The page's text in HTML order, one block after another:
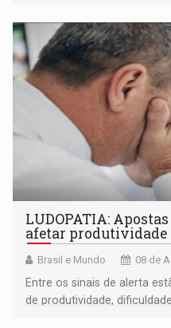
LUDOPATIA:
afetar produtividade
Brasil e Mundo 08 de
Entre os sinais de alerta
de produtividade,